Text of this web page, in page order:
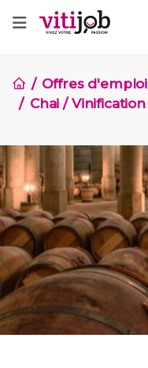
Offres d'emploi
Chai / Vinification